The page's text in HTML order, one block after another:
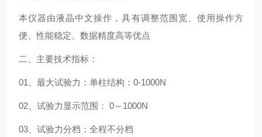
本仪器由液晶中文操作，具有调整范围宽、使用操作方
便、性能稳定、数据精度高等优点
二、主要技术指标：
01、最大试验力：单柱结构：0-1000N
02、试验力显示范围： 0～1000N
03、试验力分档：全程不分档